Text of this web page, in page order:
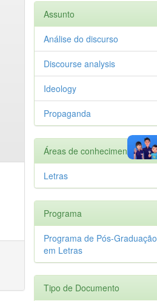
Assunto
Análise do discurso
Discourse analysis
Ideology
Propaganda
Áreas de conhecimento
Letras
Programa
Programa de Pós-Graduação
em Letras
Tipo de Documento